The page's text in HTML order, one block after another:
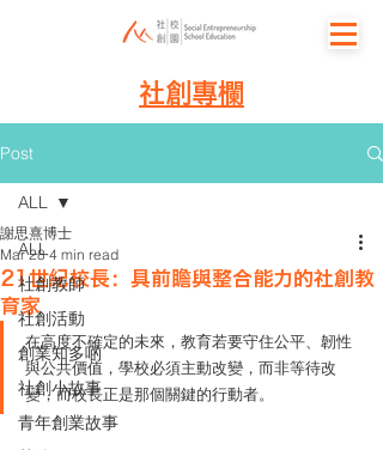
社創專欄
Post
ALL
社創教師
社創活動
創業知多啲
社創小故事
青年創業故事
ALL
21世紀校長：具前瞻與整合能力的社創教
育家
謝思熹博士
Mar 28 4 min read
在高度不確定的未來，教育若要守住公平、韌性
與公共價值，學校必須主動改變，而非等待改
變，而校長正是那個關鍵的行動者。